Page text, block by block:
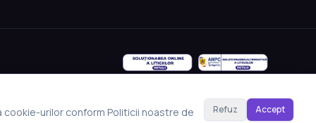
cookie-urilor conform Politicii noastre de Refuz Accept
Made with Emergent